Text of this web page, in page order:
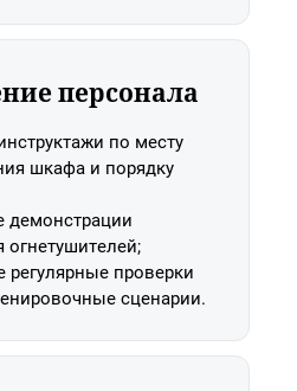
персонала
по месту
шкафа и порядку
демонстрации
огнетушителей;
регулярные проверки
сценарии.